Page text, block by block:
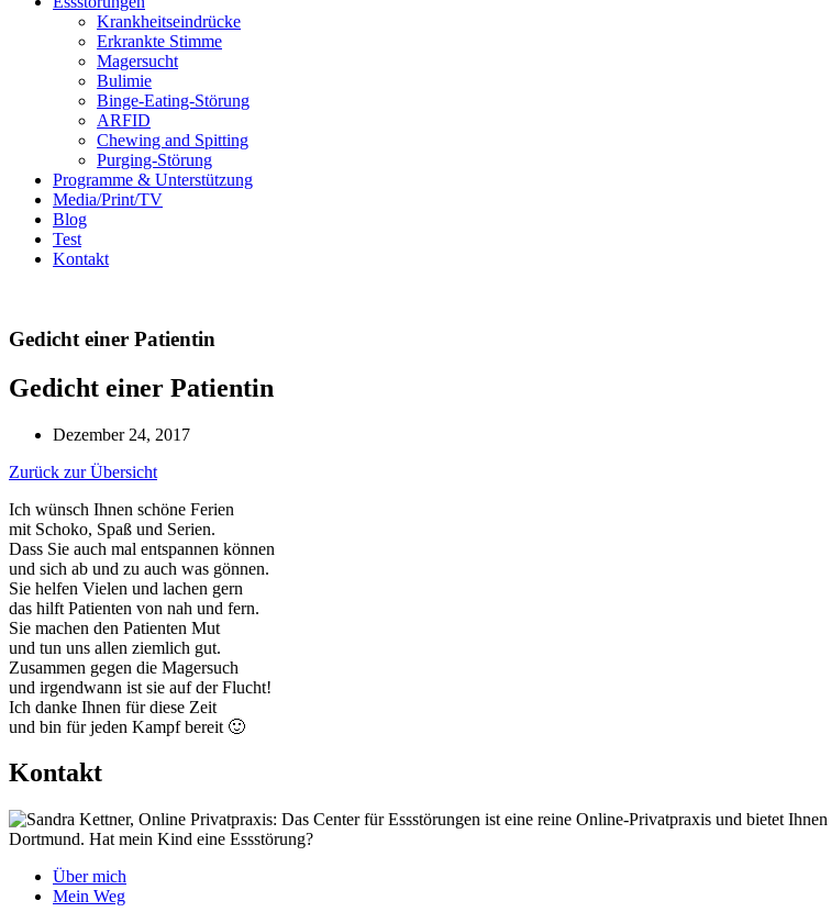
Krankheitseindrücke
Erkrankte Stimme
Magersucht
Bulimie
Binge-Eating-Störung
ARFID
Chewing and Spitting
Purging-Störung
Programme & Unterstützung
Media/Print/TV
Blog
Test
Kontakt
Gedicht einer Patientin
Gedicht einer Patientin
Dezember 24, 2017
Zurück zur Übersicht
Ich wünsch Ihnen schöne Ferien
mit Schoko, Spaß und Serien.
Dass Sie auch mal entspannen können
und sich ab und zu auch was gönnen.
Sie helfen Vielen und lachen gern
das hilft Patienten von nah und fern.
Sie machen den Patienten Mut
und tun uns allen ziemlich gut.
Zusammen gegen die Magersuch
und irgendwann ist sie auf der Flucht!
Ich danke Ihnen für diese Zeit
und bin für jeden Kampf bereit 🙂
Kontakt
Über mich
Mein Weg